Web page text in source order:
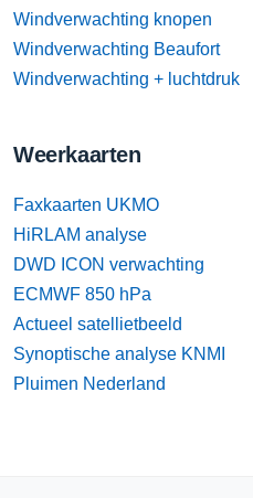
Windverwachting knopen
Windverwachting Beaufort
Windverwachting + luchtdruk
Weerkaarten
Faxkaarten UKMO
HiRLAM analyse
DWD ICON verwachting
ECMWF 850 hPa
Actueel satellietbeeld
Synoptische analyse KNMI
Pluimen Nederland